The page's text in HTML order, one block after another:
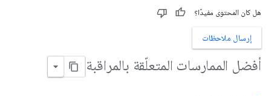
هل كان المحتوى مفيدًا؟
إرسال ملاحظات
أفضل الممارسات المتعلّقة بالمراقبة